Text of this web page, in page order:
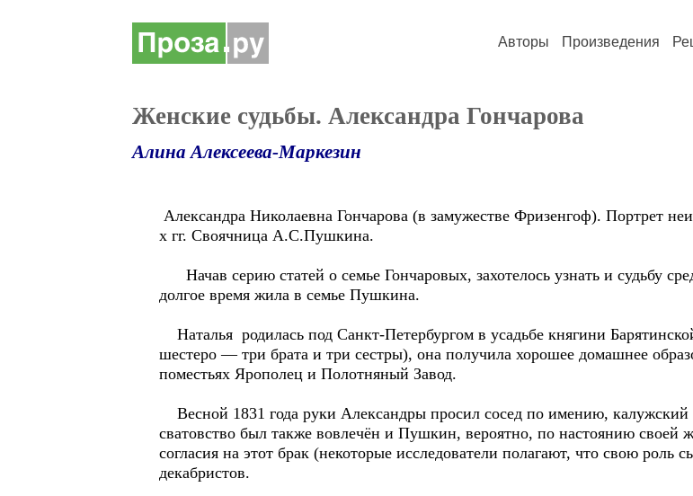
Авторы Произведения
Женские судьбы. Александра Гончарова
Алина Алексеева-Маркезин
Александра Николаевна Гончарова (в замужестве Фризенгоф). Портрет
х гг. Своячница А.С.Пушкина.
Начав серию статей о семье Гончаровых, захотелось узнать и судьбу
долгое время жила в семье Пушкина.
Наталья родилась под Санкт-Петербургом в усадьбе княгини
шестеро — три брата и три сестры), она получила хорошее домашнее
поместьях Ярополец и Полотняный Завод.
Весной 1831 года руки Александры просил сосед по имению,
сватовство был также вовлечён и Пушкин, вероятно, по настоянию
согласия на этот брак (некоторые исследователи полагают, что свою роль
декабристов.